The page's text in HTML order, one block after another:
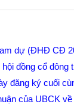
dự (ĐHĐ CĐ
đồng cổ đông
đăng ký cuối
của UBCK